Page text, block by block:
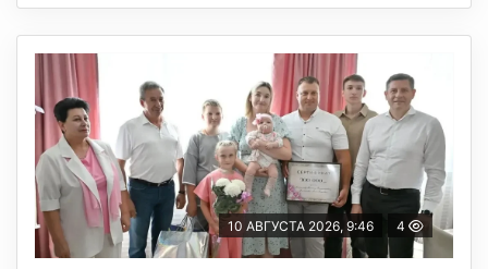
10 АВГУСТА 2026, 9:46 4